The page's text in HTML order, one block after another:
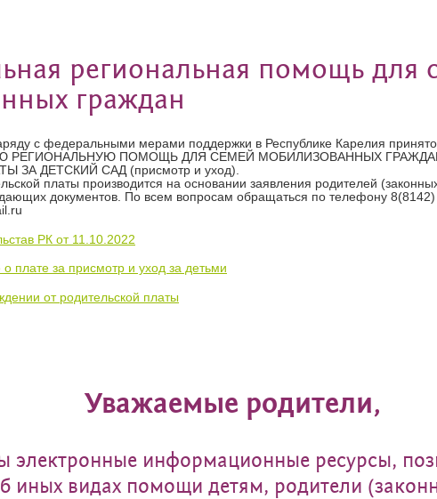
региональная помощь для
граждан
с федеральными мерами поддержки в Республике Карелия
РЕГИОНАЛЬНУЮ ПОМОЩЬ ДЛЯ СЕМЕЙ МОБИЛИЗОВАННЫХ ГРАЖДАН.
ДЕТСКИЙ САД (присмотр и уход).
платы производится на основании заявления родителей
документов. По всем вопросам обращаться по телефону
РК от 11.10.2022
плате за присмотр и уход за детьми
от родительской платы
Уважаемые родители,
электронные информационные ресурсы,
иных видах помощи детям, родители